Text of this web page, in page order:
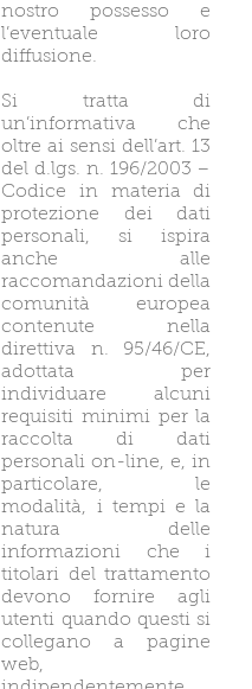
nostro possesso e
l’eventuale loro
diffusione.
Si tratta di
un’informativa che
oltre ai sensi dell’art. 13
del d.lgs. n. 196/2003 –
Codice in materia di
protezione dei dati
personali, si ispira
anche alle
raccomandazioni della
comunità europea
contenute nella
direttiva n. 95/46/CE,
adottata per
individuare alcuni
requisiti minimi per la
raccolta di dati
personali on-line, e, in
particolare, le
modalità, i tempi e la
natura delle
informazioni che i
titolari del trattamento
devono fornire agli
utenti quando questi si
collegano a pagine
web,